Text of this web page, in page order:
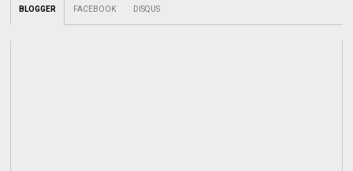
BLOGGER FACEBOOK DISQUS